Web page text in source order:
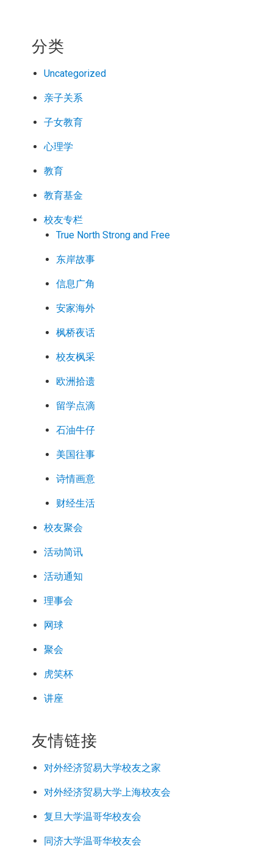
分类
Uncategorized
亲子关系
子女教育
心理学
教育
教育基金
校友专栏
True North Strong and Free
东岸故事
信息广角
安家海外
枫桥夜话
校友枫采
欧洲拾遗
留学点滴
石油牛仔
美国往事
诗情画意
财经生活
校友聚会
活动简讯
活动通知
理事会
网球
聚会
虎笑杯
讲座
友情链接
对外经济贸易大学校友之家
对外经济贸易大学上海校友会
复旦大学温哥华校友会
同济大学温哥华校友会